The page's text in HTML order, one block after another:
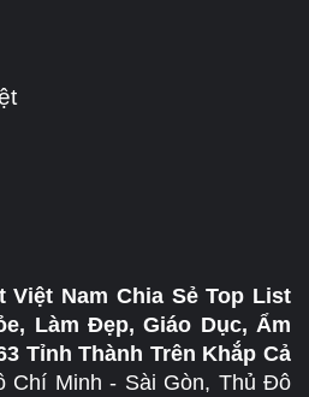
Việt Nam Chia Sẻ Top List
Làm Đẹp, Giáo Dục, Ẩm
Tỉnh Thành Trên Khắp Cả
Chí Minh - Sài Gòn, Thủ Đô